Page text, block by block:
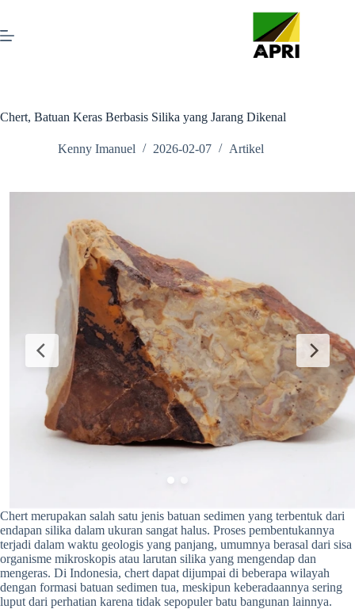
Chert, Batuan Keras Berbasis Silika yang Jarang Dikenal
Kenny Imanuel 2026-02-07 Artikel
Chert merupakan salah satu jenis batuan sedimen yang terbentuk dari
endapan silika dalam ukuran sangat halus. Proses pembentukannya
terjadi dalam waktu geologis yang panjang, umumnya berasal dari sisa
organisme mikroskopis atau larutan silika yang mengendap dan
mengeras. Di Indonesia, chert dapat dijumpai di beberapa wilayah
dengan formasi batuan sedimen tua, meskipun keberadaannya sering
luput dari perhatian karena tidak sepopuler batu bangunan lainnya.